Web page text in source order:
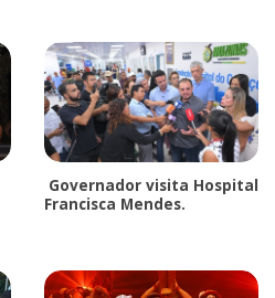
Governador visita Hospital
Francisca Mendes.